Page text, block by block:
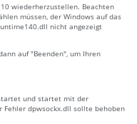
wiederherzustellen. Beachten
müssen, der Windows auf das
nicht angezeigt
auf "Beenden", um Ihren
und startet mit der
Fehler dpwsockx.dll sollte behoben